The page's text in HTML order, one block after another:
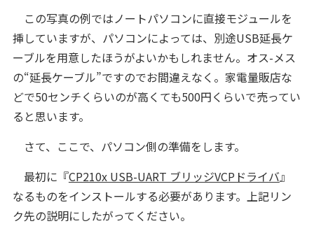
この写真の例ではノートパソコンに直接モジュールを
挿していますが、パソコンによっては、別途USB延長ケ
ーブルを用意したほうがよいかもしれません。オス-メス
の“延長ケーブル”ですのでお間違えなく。家電量販店な
どで50センチくらいのが高くても500円くらいで売ってい
ると思います。
さて、ここで、パソコン側の準備をします。
最初に『CP210x USB-UART ブリッジVCPドライバ』
なるものをインストールする必要があります。上記リン
ク先の説明にしたがってください。